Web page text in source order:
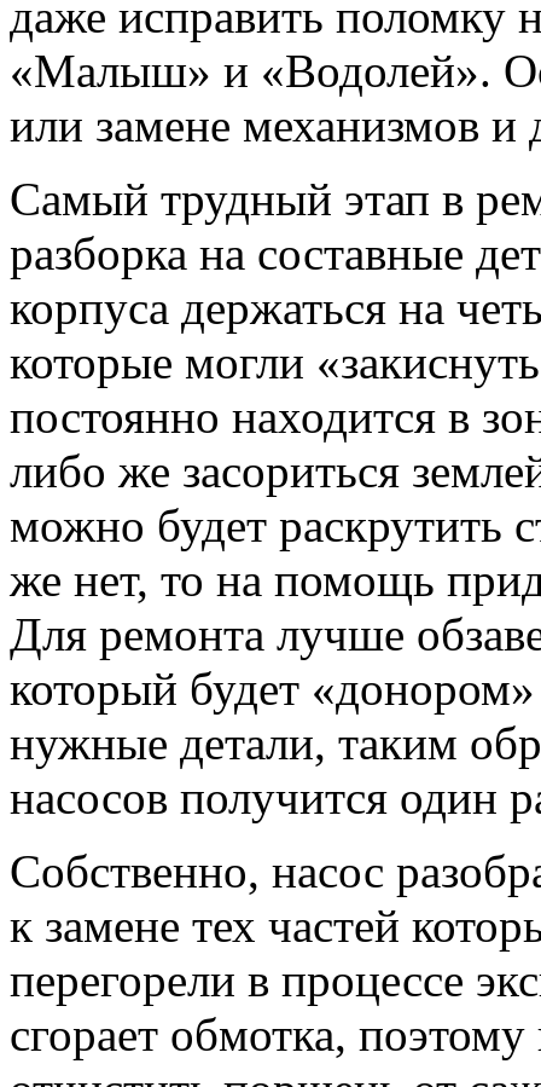
даже исправить поломку
«Малыш» и «Водолей».
или замене механизмов
Самый трудный этап в
разборка на составные
корпуса держаться на
которые могли
постоянно находится в
либо же засориться
можно будет раскрутить
же нет, то на помощь
Для ремонта лучше
который будет
нужные детали, таким
насосов получится один
Собственно, насос
к замене тех частей
перегорели в процессе
сгорает обмотка,